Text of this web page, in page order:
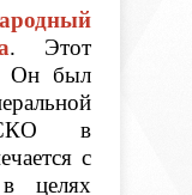
. Этот
Он был
в
с
целях